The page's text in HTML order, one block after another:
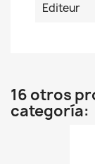
Editeur
16 otros
categoría: